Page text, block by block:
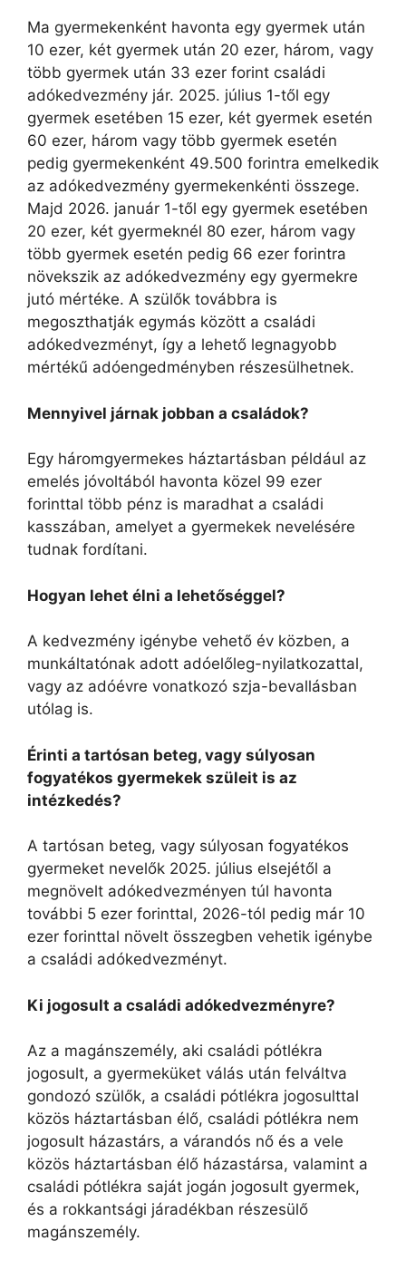
Ma gyermekenként havonta egy gyermek után
10 ezer, két gyermek után 20 ezer, három, vagy
több gyermek után 33 ezer forint családi
adókedvezmény jár. 2025. július 1-től egy
gyermek esetében 15 ezer, két gyermek esetén
60 ezer, három vagy több gyermek esetén
pedig gyermekenként 49.500 forintra emelkedik
az adókedvezmény gyermekenkénti összege.
Majd 2026. január 1-től egy gyermek esetében
20 ezer, két gyermeknél 80 ezer, három vagy
több gyermek esetén pedig 66 ezer forintra
növekszik az adókedvezmény egy gyermekre
jutó mértéke. A szülők továbbra is
megoszthatják egymás között a családi
adókedvezményt, így a lehető legnagyobb
mértékű adóengedményben részesülhetnek.
Mennyivel járnak jobban a családok?
Egy háromgyermekes háztartásban például az
emelés jóvoltából havonta közel 99 ezer
forinttal több pénz is maradhat a családi
kasszában, amelyet a gyermekek nevelésére
tudnak fordítani.
Hogyan lehet élni a lehetőséggel?
A kedvezmény igénybe vehető év közben, a
munkáltatónak adott adóelőleg-nyilatkozattal,
vagy az adóévre vonatkozó szja-bevallásban
utólag is.
Érinti a tartósan beteg, vagy súlyosan
fogyatékos gyermekek szüleit is az
intézkedés?
A tartósan beteg, vagy súlyosan fogyatékos
gyermeket nevelők 2025. július elsejétől a
megnövelt adókedvezményen túl havonta
további 5 ezer forinttal, 2026-tól pedig már 10
ezer forinttal növelt összegben vehetik igénybe
a családi adókedvezményt.
Ki jogosult a családi adókedvezményre?
Az a magánszemély, aki családi pótlékra
jogosult, a gyermeküket válás után felváltva
gondozó szülők, a családi pótlékra jogosulttal
közös háztartásban élő, családi pótlékra nem
jogosult házastárs, a várandós nő és a vele
közös háztartásban élő házastársa, valamint a
családi pótlékra saját jogán jogosult gyermek,
és a rokkantsági járadékban részesülő
magánszemély.